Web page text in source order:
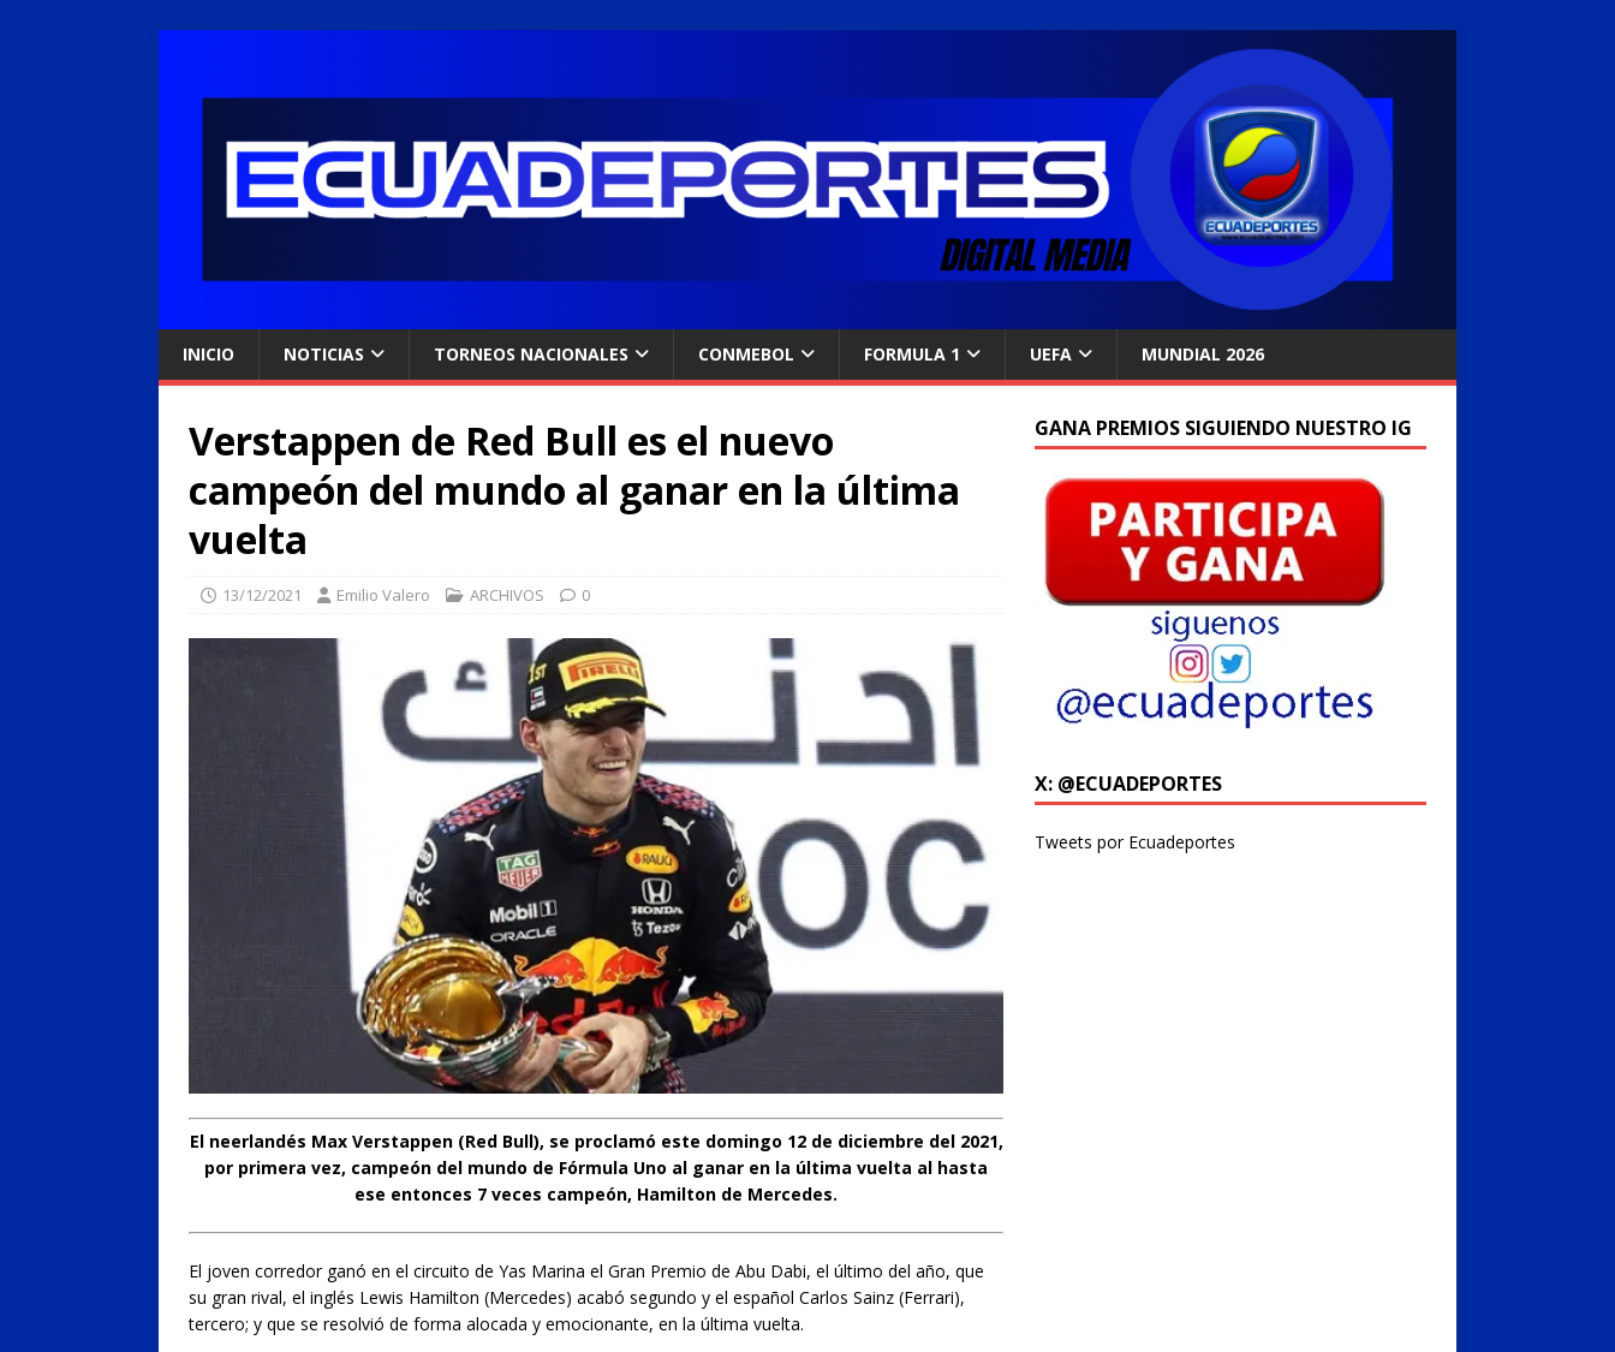
INICIO NOTICIAS TORNEOS NACIONALES CONMEBOL FORMULA 1 UEFA MUNDIAL 2026
Verstappen de Red Bull es el nuevo
campeón del mundo al ganar en la última
vuelta
13/12/2021 Emilio Valero ARCHIVOS 0
El neerlandés Max Verstappen (Red Bull), se proclamó este domingo 12 de diciembre del 2021,
por primera vez, campeón del mundo de Fórmula Uno al ganar en la última vuelta al hasta
ese entonces 7 veces campeón, Hamilton de Mercedes.
El joven corredor ganó en el circuito de Yas Marina el Gran Premio de Abu Dabi, el último del año, que
su gran rival, el inglés Lewis Hamilton (Mercedes) acabó segundo y el español Carlos Sainz (Ferrari),
tercero; y que se resolvió de forma alocada y emocionante, en la última vuelta.
GANA PREMIOS SIGUIENDO NUESTRO IG
X: @ECUADEPORTES
Tweets por Ecuadeportes